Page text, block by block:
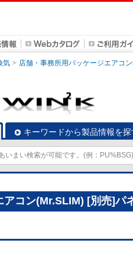
気 店舗・事務所用パッケージエアコ
キーワードから製品情報を探
アコン(Mr.SLIM) [別売]パ